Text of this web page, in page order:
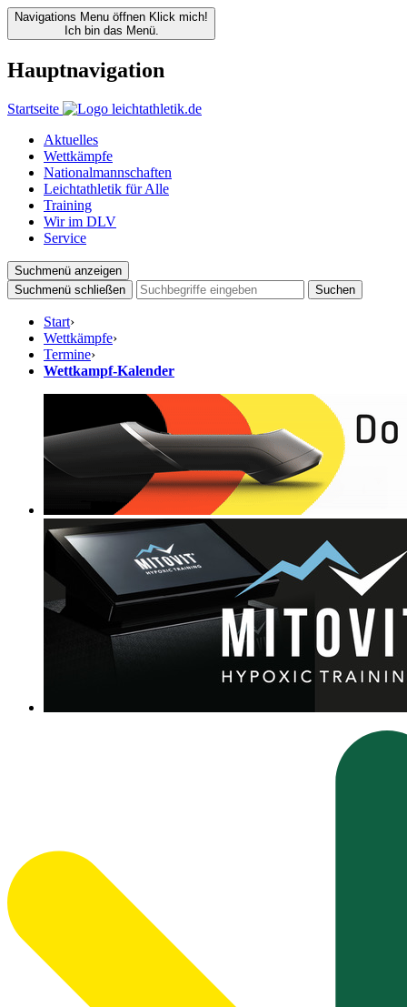
Navigations Menu öffnen Klick mich!
Ich bin das Menü.
Hauptnavigation
Startseite
Aktuelles
Wettkämpfe
Nationalmannschaften
Leichtathletik für Alle
Training
Wir im DLV
Service
Suchmenü anzeigen
Suchmenü schließen
Suchen
Start›
Wettkämpfe›
Termine›
Wettkampf-Kalender